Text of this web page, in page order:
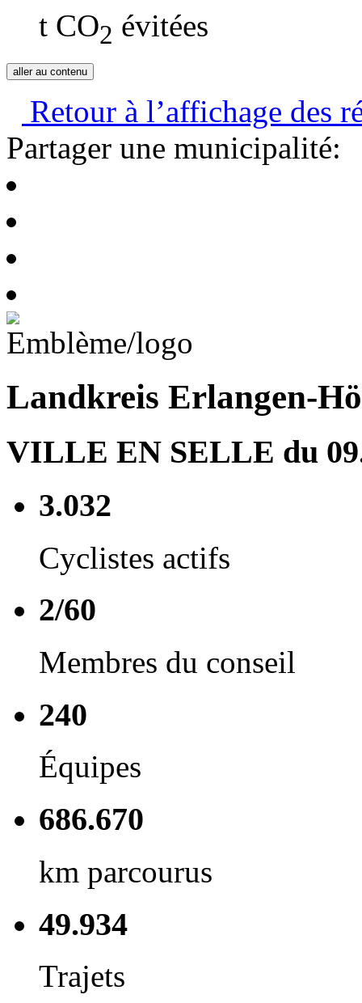
t CO2 évitées
aller au contenu
Retour à l’affichage des
Partager une municipalité:
Landkreis Erlangen-
VILLE EN SELLE du
3.032
Cyclistes actifs
2/60
Membres du conseil
240
Équipes
686.670
km parcourus
49.934
Trajets